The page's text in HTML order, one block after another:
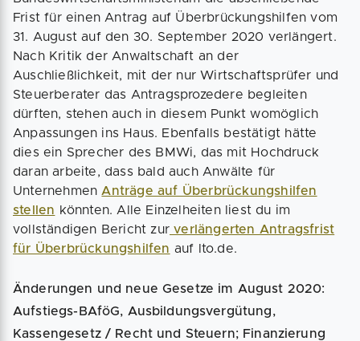
Frist für einen Antrag auf Überbrückungshilfen vom
31. August auf den 30. September 2020 verlängert.
Nach Kritik der Anwaltschaft an der
Auschließlichkeit, mit der nur Wirtschaftsprüfer und
Steuerberater das Antragsprozedere begleiten
dürften, stehen auch in diesem Punkt womöglich
Anpassungen ins Haus. Ebenfalls bestätigt hätte
dies ein Sprecher des BMWi, das mit Hochdruck
daran arbeite, dass bald auch Anwälte für
Unternehmen Anträge auf Überbrückungshilfen
stellen könnten. Alle Einzelheiten liest du im
vollständigen Bericht zur verlängerten Antragsfrist
für Überbrückungshilfen auf lto.de.
Änderungen und neue Gesetze im August 2020:
Aufstiegs-BAföG, Ausbildungsvergütung,
Kassengesetz / Recht und Steuern; Finanzierung